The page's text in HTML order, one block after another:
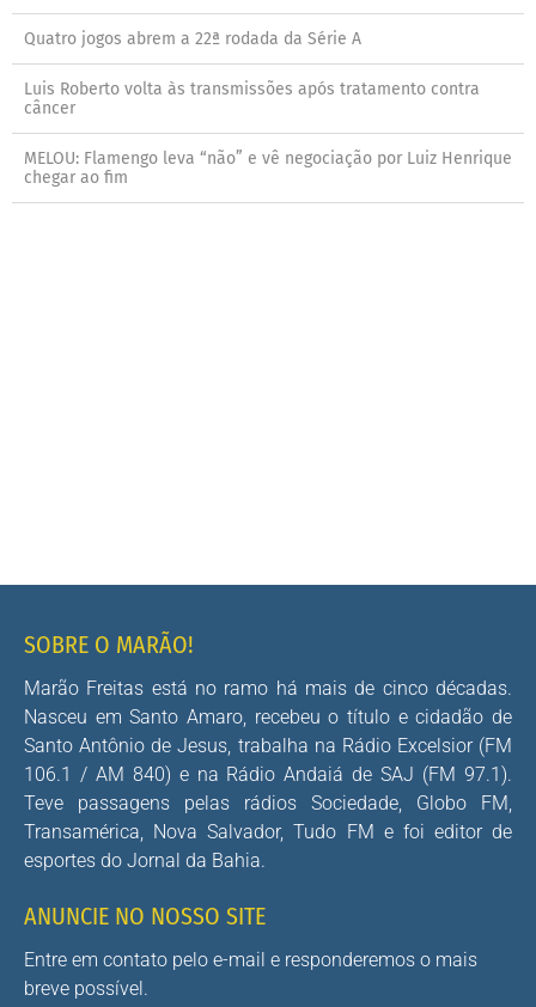
Quatro jogos abrem a 22ª rodada da Série A
Luis Roberto volta às transmissões após tratamento contra
câncer
MELOU: Flamengo leva “não” e vê negociação por Luiz Henrique
chegar ao fim
SOBRE O MARÃO!
Marão Freitas está no ramo há mais de cinco décadas.
Nasceu em Santo Amaro, recebeu o título e cidadão de
Santo Antônio de Jesus, trabalha na Rádio Excelsior (FM
106.1 / AM 840) e na Rádio Andaiá de SAJ (FM 97.1).
Teve passagens pelas rádios Sociedade, Globo FM,
Transamérica, Nova Salvador, Tudo FM e foi editor de
esportes do Jornal da Bahia.
ANUNCIE NO NOSSO SITE
Entre em contato pelo e-mail e responderemos o mais
breve possível.